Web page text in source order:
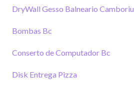
DryWall Gesso Balneario Camboriu
Bombas Bc
Conserto de Computador Bc
Disk Entrega Pizza